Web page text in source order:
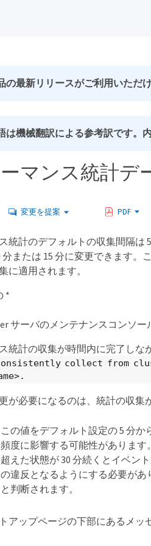
の最新リリースがご利用いただけ
は機械翻訳による参考訳です。
マンス統計デ
変更を提案 PDF
統計のデフォルトの収集間隔は
分または 15 分に変更できます
に適用されます。
*
サーバのメンテナンスコンソ
統計の収集が時間内に完了し
collect from
が必要になるのは、統計の収集
この値をデフォルト設定の 5 分
頻度に影響する可能性がありま
超えた状態が 30 分続くとイベン
の違反となるようにする必要があ
と判断されます。
アップページの下部にあるメッ